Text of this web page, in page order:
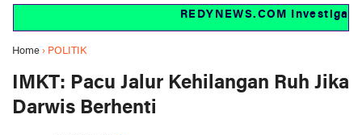
REDYNEWS.COM Investigasi
Home › POLITIK
IMKT: Pacu Jalur Kehilangan Ruh Jika
Darwis Berhenti